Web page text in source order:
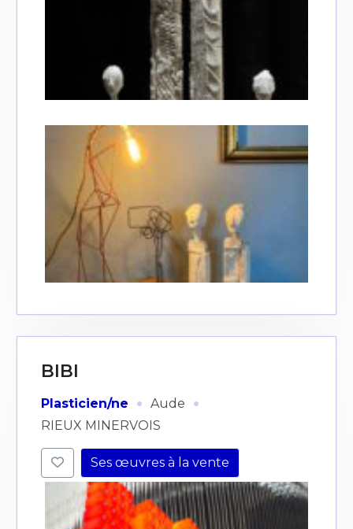
BIBI
Plasticien/ne · Aude ·
RIEUX MINERVOIS
Ses œuvres à la vente